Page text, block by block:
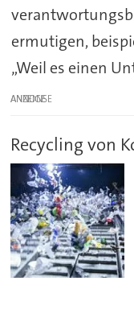
ermutigen,
„Weil es einen
ANZEIGE
Recycling von